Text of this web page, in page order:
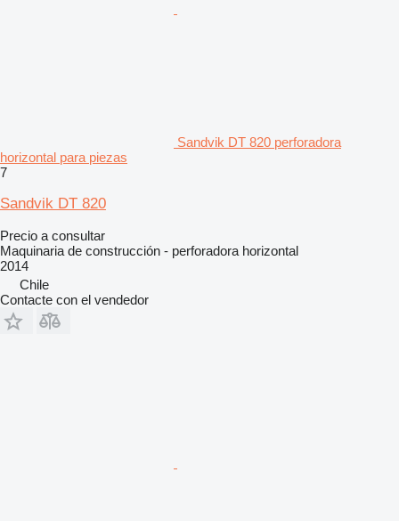
Sandvik DT 820 perforadora
horizontal para piezas
7
Sandvik DT 820
Precio a consultar
Maquinaria de construcción - perforadora horizontal
2014
Chile
Contacte con el vendedor